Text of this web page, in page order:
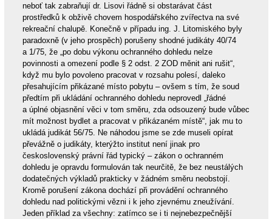
neboť tak zabraňují dr. Lisovi řádně si obstarávat část
prostředků k obživě chovem hospodářského zvířectva na své
rekreační chalupě. Konečně v případu ing. J. Litomiského byly
paradoxně (v jeho prospěch) porušeny shodné judikáty 40/74
a 1/75, že „po dobu výkonu ochranného dohledu nelze
povinnosti a omezení podle § 2 odst. 2 ZOD měnit ani rušit“,
když mu bylo povoleno pracovat v rozsahu polesí, daleko
přesahujícím přikázané místo pobytu – ovšem s tím, že soud
předtím při ukládání ochranného dohledu neprovedl „řádné
a úplné objasnění věci v tom směru, zda odsouzený bude vůbec
mít možnost bydlet a pracovat v přikázaném místě“, jak mu to
ukládá judikát 56/75. Ne náhodou jsme se zde museli opírat
převážně o judikáty, kterýžto institut není jinak pro
československý právní řád typický – zákon o ochranném
dohledu je opravdu formulován tak neurčitě, že bez neustálých
dodatečných výkladů prakticky v žádném směru neobstojí.
Kromě porušení zákona dochází při provádění ochranného
dohledu nad politickými vězni i k jeho zjevnému zneužívání.
Jeden příklad za všechny: zatímco se i ti nejnebezpečnější